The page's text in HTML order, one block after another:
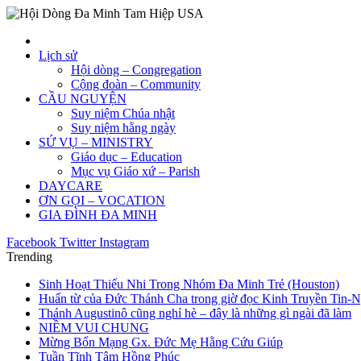
Lịch sử
Hội dòng – Congregation
Cộng đoàn – Community
CẦU NGUYỆN
Suy niệm Chúa nhật
Suy niệm hằng ngày
SỨ VỤ – MINISTRY
Giáo dục – Education
Mục vụ Giáo xứ – Parish
DAYCARE
ƠN GỌI – VOCATION
GIA ĐÌNH ĐA MINH
Facebook Twitter Instagram
Trending
Sinh Hoạt Thiếu Nhi Trong Nhóm Đa Minh Trẻ (Houston)
Huấn từ của Đức Thánh Cha trong giờ đọc Kinh Truyền Tin-
Thánh Augustinô cũng nghỉ hè – đây là những gì ngài đã làm
NIỀM VUI CHUNG
Mừng Bổn Mạng Gx. Đức Mẹ Hằng Cứu Giúp
Tuần Tĩnh Tâm Hồng Phúc